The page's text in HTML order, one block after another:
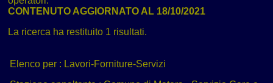
CONTENUTO AGGIORNATO AL 18/10/2021
La ricerca ha restituito 1 risultati.
Elenco per : Lavori-Forniture-Servizi